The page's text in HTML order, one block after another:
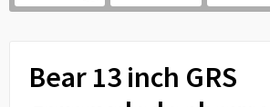
Sport
Vrije tijd en Strand
Reistassen
Schoenentassen
Bear 13 inch GRS